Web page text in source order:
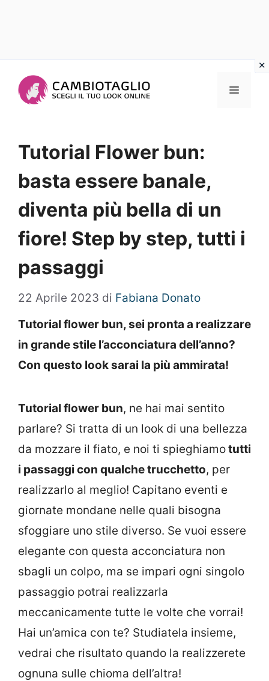
Menu
Tutorial Flower bun:
basta essere banale,
diventa più bella di un
fiore! Step by step, tutti i
passaggi
22 Aprile 2023 di Fabiana Donato
Tutorial flower bun, sei pronta a realizzare
in grande stile l’acconciatura dell’anno?
Con questo look sarai la più ammirata!
Tutorial flower bun, ne hai mai sentito
parlare? Si tratta di un look di una bellezza
da mozzare il fiato, e noi ti spieghiamotutti
i passaggi con qualche trucchetto, per
realizzarlo al meglio! Capitano eventi e
giornate mondane nelle quali bisogna
sfoggiare uno stile diverso. Se vuoi essere
elegante con questa acconciatura non
sbagli un colpo, ma se impari ogni singolo
passaggio potrai realizzarla
meccanicamente tutte le volte che vorrai!
Hai un’amica con te? Studiatela insieme,
vedrai che risultato quando la realizzerete
ognuna sulle chioma dell’altra!